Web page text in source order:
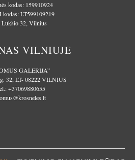
kodas: 159910924
kodas: LT599109219
Lukšio 32, Vilnius
VILNIUJE
GALERIJA”
32, LT- 08222 VILNIUS
+37069880655